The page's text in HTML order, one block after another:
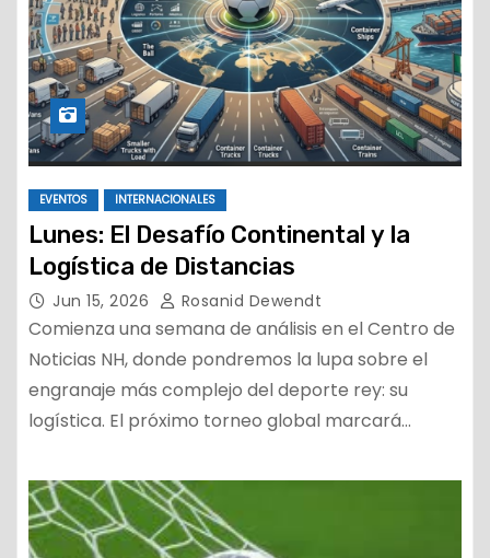
EVENTOS INTERNACIONALES
Lunes: El Desafío Continental y la
Logística de Distancias
Jun 15, 2026 Rosanid Dewendt
Comienza una semana de análisis en el Centro de
Noticias NH, donde pondremos la lupa sobre el
engranaje más complejo del deporte rey: su
logística. El próximo torneo global marcará…